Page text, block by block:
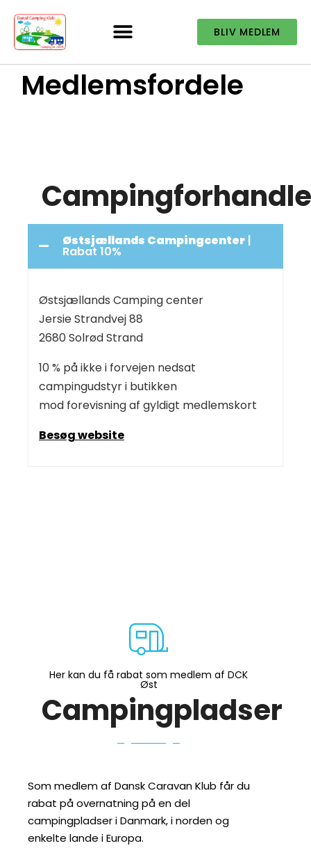
BLIV MEDLEM
Medlemsfordele
Østsjællands Campingcenter |
Rabat 10%
Østsjællands Camping center
Jersie Strandvej 88
2680 Solrød Strand
10 % på ikke i forvejen nedsat
campingudstyr i butikken
mod forevisning af gyldigt medlemskort
Besøg website
Her kan du få rabat som medlem af DCK
Øst
Campingpladser
Som medlem af Dansk Caravan Klub får du
rabat på overnatning på en del
campingpladser i Danmark, i norden og
enkelte lande i Europa.